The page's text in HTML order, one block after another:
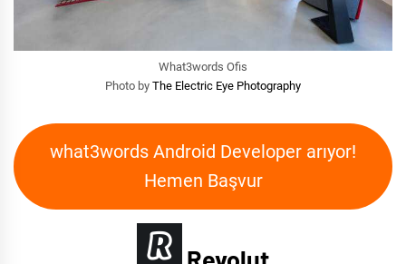
What3words Ofis
Photo by The Electric Eye Photography
what3words Android Developer arıyor!
Hemen Başvur